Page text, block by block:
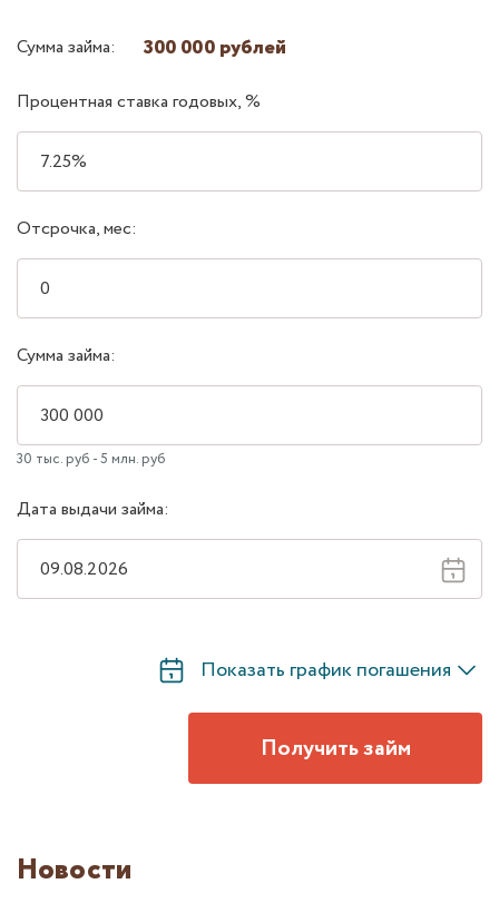
Сумма займа: 300 000 рублей
Процентная ставка годовых, %
Отсрочка, мес:
Сумма займа:
30 тыс. руб - 5 млн. руб
Дата выдачи займа:
Показать график погашения
Получить займ
Новости